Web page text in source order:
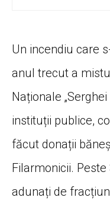
Un incendiu care
anul trecut a
Naționale
instituții publice,
făcut donații
Filarmonicii.
adunați de